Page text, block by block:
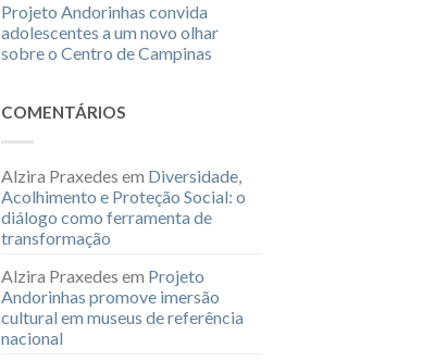
Projeto Andorinhas convida
adolescentes a um novo olhar
sobre o Centro de Campinas
COMENTÁRIOS
Alzira Praxedes em Diversidade,
Acolhimento e Proteção Social: o
diálogo como ferramenta de
transformação
Alzira Praxedes em Projeto
Andorinhas promove imersão
cultural em museus de referência
nacional